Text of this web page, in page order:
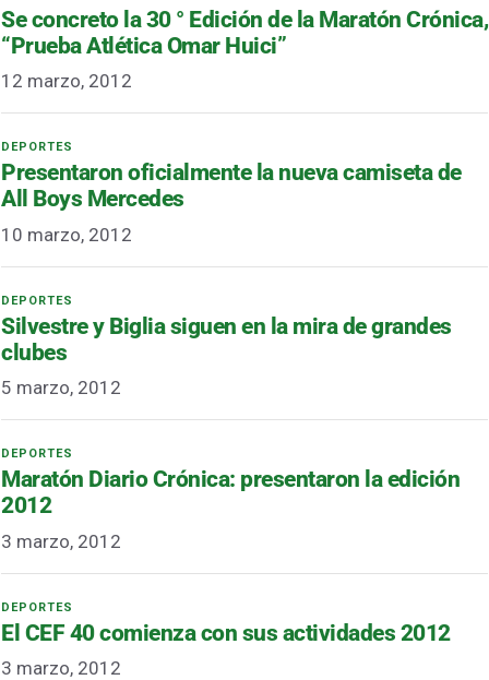
Se concreto la 30 ° Edición de la Maratón Crónica,
“Prueba Atlética Omar Huici”
12 marzo, 2012
Presentaron oficialmente la nueva camiseta de
All Boys Mercedes
10 marzo, 2012
Silvestre y Biglia siguen en la mira de grandes
clubes
5 marzo, 2012
Maratón Diario Crónica: presentaron la edición
2012
3 marzo, 2012
El CEF 40 comienza con sus actividades 2012
3 marzo, 2012